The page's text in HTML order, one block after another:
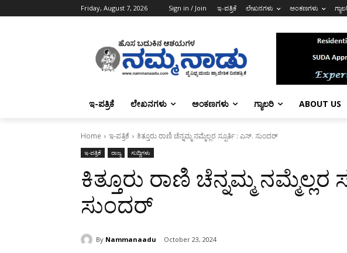
Friday, August 7, 2026 Sign in / Join ಇ-ಪತ್ರಿಕೆ ಲೇಖನಗಳು ಅಂಕಣಗಳು
ಇ-ಪತ್ರಿಕೆ ಲೇಖನಗಳು ಅಂಕಣಗಳು ಗ್ಯಾಲರಿ ABOUT US
Home ಇ-ಪತ್ರಿಕೆ ಕಿತ್ತೂರು ರಾಣಿ ಚೆನ್ನಮ್ಮ ನಮ್ಮೆಲ್ಲರ ಸ್ಪೂರ್ತಿ : ಎಸ್. ಸುಂದರ್‌
ಇ-ಪತ್ರಿಕೆ ರಾಜ್ಯ ಸುದ್ದಿಗಳು
ಕಿತ್ತೂರು ರಾಣಿ ಚೆನ್ನಮ್ಮ ನಮ್ಮೆಲ್ಲರ
ಸುಂದರ್‌
By Nammanaadu October 23, 2024